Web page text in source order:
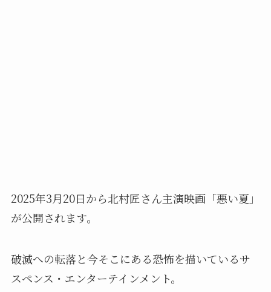
2025年3月20日から北村匠さん主演映画「悪い夏」
が公開されます。
破滅への転落と今そこにある恐怖を描いているサ
スペンス・エンターテインメント。